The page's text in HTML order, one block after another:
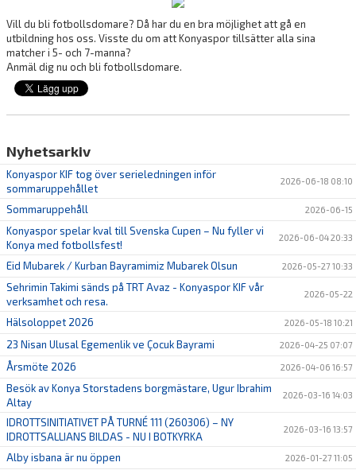
Vill du bli fotbollsdomare? Då har du en bra möjlighet att gå en
utbildning hos oss. Visste du om att Konyaspor tillsätter alla sina
matcher i 5- och 7-manna?
Anmäl dig nu och bli fotbollsdomare.
Nyhetsarkiv
Konyaspor KIF tog över serieledningen inför
sommaruppehållet
2026-06-18 08:10
Sommaruppehåll 2026-06-15
Konyaspor spelar kval till Svenska Cupen – Nu fyller vi
Konya med fotbollsfest!
2026-06-04 20:33
Eid Mubarek / Kurban Bayramimiz Mubarek Olsun 2026-05-27 10:33
Sehrimin Takimi sänds på TRT Avaz - Konyaspor KIF vår
verksamhet och resa.
2026-05-22
Hälsoloppet 2026 2026-05-18 10:21
23 Nisan Ulusal Egemenlik ve Çocuk Bayrami 2026-04-25 07:07
Årsmöte 2026 2026-04-06 16:57
Besök av Konya Storstadens borgmästare, Ugur Ibrahim
Altay
2026-03-16 14:03
IDROTTSINITIATIVET PÅ TURNÉ 111 (260306) – NY
IDROTTSALLIANS BILDAS - NU I BOTKYRKA
2026-03-16 13:57
Alby isbana är nu öppen 2026-01-27 11:05